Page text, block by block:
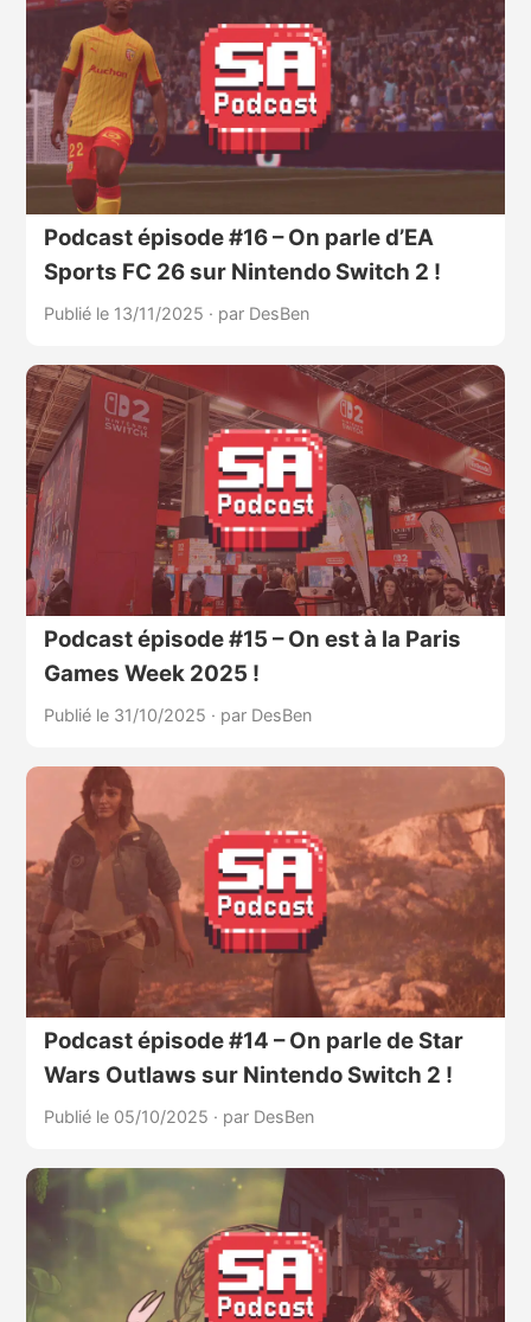
Podcast épisode #16 – On parle d’EA
Sports FC 26 sur Nintendo Switch 2 !
Publié le 13/11/2025 · par DesBen
Podcast épisode #15 – On est à la Paris
Games Week 2025 !
Publié le 31/10/2025 · par DesBen
Podcast épisode #14 – On parle de Star
Wars Outlaws sur Nintendo Switch 2 !
Publié le 05/10/2025 · par DesBen